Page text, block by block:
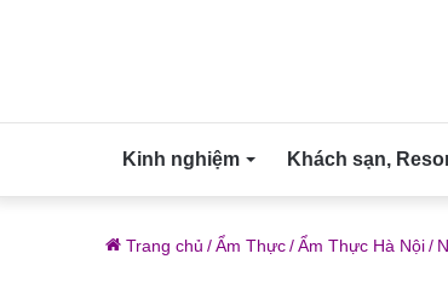
Kinh nghiệm Khách sạn,
Trang chủ /Ẩm Thực/Ẩm Thực Hà Nội/